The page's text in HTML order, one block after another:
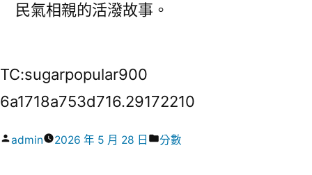
民氣相親的活潑故事。
TC:sugarpopular900
6a1718a753d716.29172210
作
admin 2026 年 5 月 28 日
分
分數